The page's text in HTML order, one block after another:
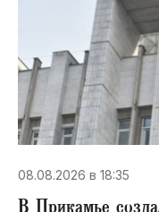
08.08.2026 в 18:35